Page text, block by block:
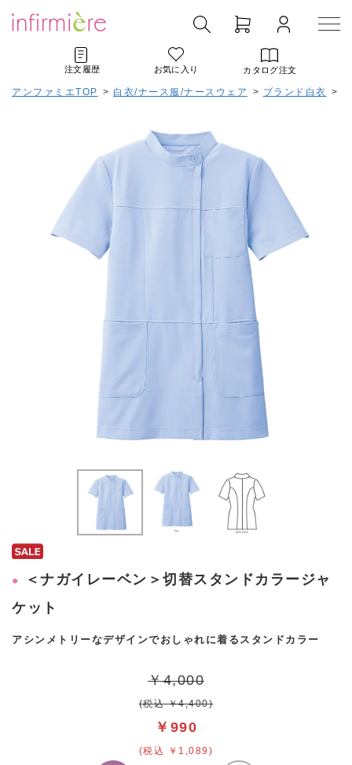
注文履歴 お気に入り カタログ注文
アンファミエTOP > 白衣/ナース服/ナースウェア > ブランド白衣 >
＜ナガイレーベン＞切替スタンドカラージャ
ケット
アシンメトリーなデザインでおしゃれに着るスタンドカラー
￥4,000
(税込 ￥4,400)
￥990
(税込 ￥1,089)